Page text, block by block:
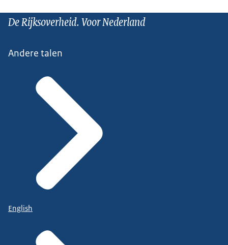
De Rijksoverheid. Voor Nederland
Andere talen
English